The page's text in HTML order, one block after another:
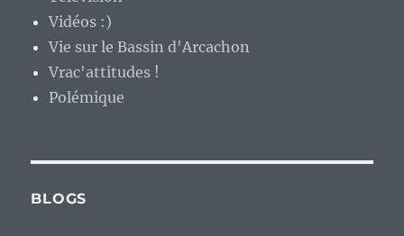
Vidéos :)
Vie sur le Bassin d'Arcachon
Vrac'attitudes !
Polémique
BLOGS